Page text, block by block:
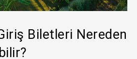
Biletleri Nereden